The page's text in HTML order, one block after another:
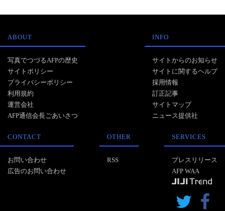
ABOUT
写真でつづるAFPの歴史
サイトポリシー
プライバシーポリシー
利用規約
運営会社
AFP通信会長ごあいさつ
INFO
サイトからのお知らせ
サイトに関するヘルプ
採用情報
訂正記事
サイトマップ
ニュース提供社
CONTACT
お問い合わせ
広告のお問い合わせ
OTHER
RSS
SERVICES
プレスリリース
AFP WAA